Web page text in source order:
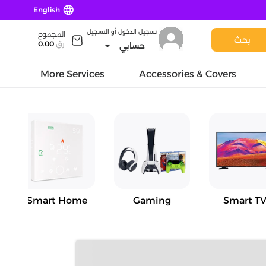
language
English
بحث
تسجيل الدخول أو التسجيل
حسابي arrow_drop_down
المجموع
رق 0.00
Accessories & Covers
More Services
Smart
Gaming
Smart Home